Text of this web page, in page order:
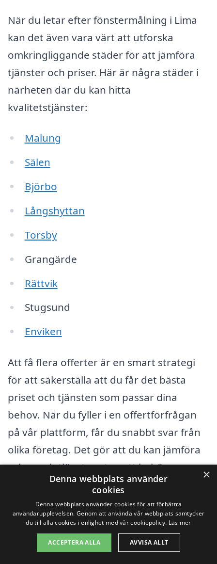
När du letar efter fönstermålning i Lima
kan det även vara värt att utforska
omkringliggande städer för att jämföra
tjänster och priser. Här är några städer i
närheten där du kan hitta
kvalitetstjänster:
Malung
Sälen
Björbo
Långshyttan
Torsby
Grangärde
Rättvik
Stugsund
Enviken
Att få flera offerter är en smart strategi
för att säkerställa att du får det bästa
priset och tjänsten som passar dina
behov. När du fyller i en offertförfrågan
på vår plattform, får du snabbt svar från
olika företag. Det gör att du kan jämföra
priser och tjänster utan att behöva
spendera mycket tid på att söka
individuellt. Dessutom kan du läsa
omdömen och betyg för att säkerställa att
du väljer ett företag med ett gott rykte.
×
Denna webbplats använder
cookies
Denna webbplats använder cookies för att förbättra
användarupplevelsen. Genom att använda vår webbplats samtycker
du till alla cookies i enlighet med vår cookiepolicy. Läs mer
ACCEPTERA ALLA AVVISA ALLT